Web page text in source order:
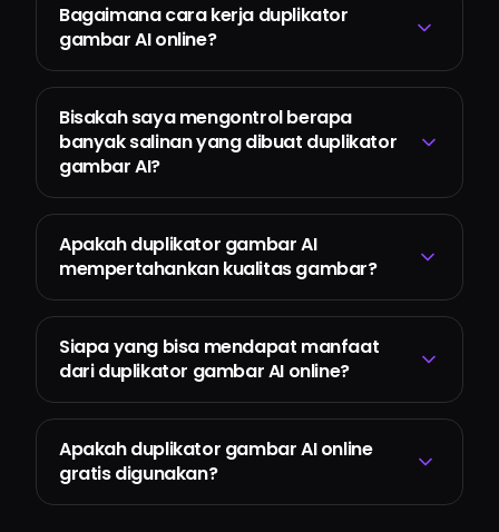
Bagaimana cara kerja duplikator
gambar AI online?
Bisakah saya mengontrol berapa
banyak salinan yang dibuat duplikator
gambar AI?
Apakah duplikator gambar AI
mempertahankan kualitas gambar?
Siapa yang bisa mendapat manfaat
dari duplikator gambar AI online?
Apakah duplikator gambar AI online
gratis digunakan?